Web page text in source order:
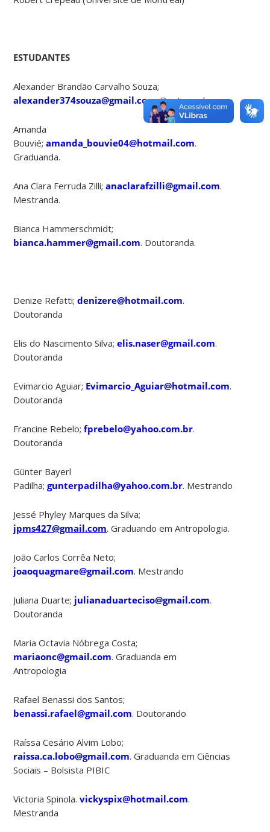
ESTUDANTES
Alexander Brandão Carvalho Souza;
alexander374souza@gmail.com. Doutorando
Amanda
Bouvié;amanda_bouvie04@hotmail.com.
Graduanda.
Ana Clara Ferruda Zilli;anaclarafzilli@gmail.com.
Mestranda.
Bianca Hammerschmidt;
bianca.hammer@gmail.com. Doutoranda.
Denize Refatti;denizere@hotmail.com.
Doutoranda
Elis do Nascimento Silva;elis.naser@gmail.com.
Doutoranda
Evimarcio Aguiar; Evimarcio_Aguiar@hotmail.com.
Doutoranda
Francine Rebelo;fprebelo@yahoo.com.br.
Doutoranda
Günter Bayerl
Padilha;gunterpadilha@yahoo.com.br. Mestrando
Jessé Phyley Marques da Silva;
jpms427@gmail.com. Graduando em Antropologia.
João Carlos Corrêa Neto;
joaoquagmare@gmail.com. Mestrando
Juliana Duarte; julianaduarteciso@gmail.com.
Doutoranda
Maria Octavia Nóbrega Costa;
mariaonc@gmail.com. Graduanda em
Antropologia
Rafael Benassi dos Santos;
benassi.rafael@gmail.com. Doutorando
Raíssa Cesário Alvim Lobo;
raissa.ca.lobo@gmail.com. Graduanda em Ciências
Sociais – Bolsista PIBIC
Victoria Spinola.vickyspix@hotmail.com.
Mestranda